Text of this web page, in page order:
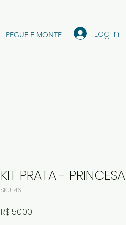
PEGUE E MONTE Log In
KIT PRATA - PRINCESA
SKU: 46
R$150.00